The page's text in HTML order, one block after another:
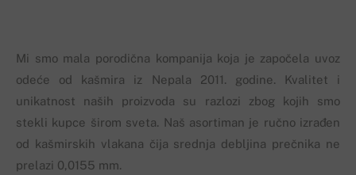
Mi smo mala porodična kompanija koja je započela uvoz
odeće od kašmira iz Nepala 2011. godine. Kvalitet i
unikatnost naših proizvoda su razlozi zbog kojih smo
stekli kupce širom sveta. Naš asortiman je ručno izrađen
od kašmirskih vlakana čija srednja debljina prečnika ne
prelazi 0,0155 mm.